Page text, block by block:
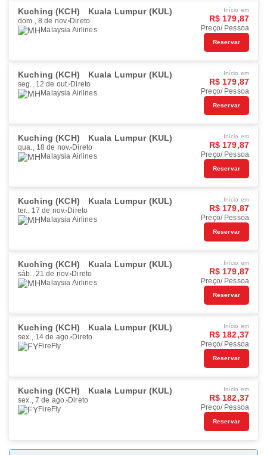
Kuching (KCH) Kuala Lumpur (KUL)
dom., 8 de nov. Direto
Malaysia Airlines
Início em
R$ 179,87
Preço/ Pessoa
Reservar
Kuching (KCH) Kuala Lumpur (KUL)
seg., 12 de out. Direto
Malaysia Airlines
Início em
R$ 179,87
Preço/ Pessoa
Reservar
Kuching (KCH) Kuala Lumpur (KUL)
qua., 18 de nov. Direto
Malaysia Airlines
Início em
R$ 179,87
Preço/ Pessoa
Reservar
Kuching (KCH) Kuala Lumpur (KUL)
ter., 17 de nov. Direto
Malaysia Airlines
Início em
R$ 179,87
Preço/ Pessoa
Reservar
Kuching (KCH) Kuala Lumpur (KUL)
sáb., 21 de nov. Direto
Malaysia Airlines
Início em
R$ 179,87
Preço/ Pessoa
Reservar
Kuching (KCH) Kuala Lumpur (KUL)
sex., 14 de ago. Direto
FireFly
Início em
R$ 182,37
Preço/ Pessoa
Reservar
Kuching (KCH) Kuala Lumpur (KUL)
sex., 7 de ago. Direto
FireFly
Início em
R$ 182,37
Preço/ Pessoa
Reservar